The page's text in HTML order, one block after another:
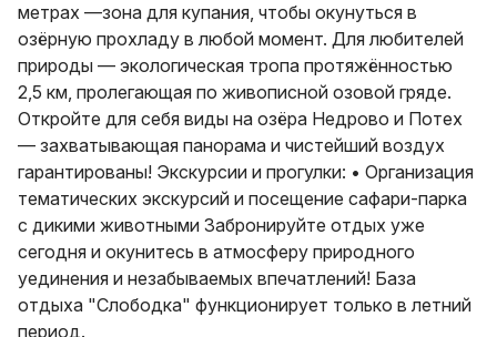
метрах —зона для купания, чтобы окунуться в
озёрную прохладу в любой момент. Для любителей
природы — экологическая тропа протяжённостью
2,5 км, пролегающая по живописной озовой гряде.
Откройте для себя виды на озёра Недрово и Потех
— захватывающая панорама и чистейший воздух
гарантированы! Экскурсии и прогулки: • Организация
тематических экскурсий и посещение сафари-парка
с дикими животными Забронируйте отдых уже
сегодня и окунитесь в атмосферу природного
уединения и незабываемых впечатлений! База
отдыха "Слободка" функционирует только в летний
период.